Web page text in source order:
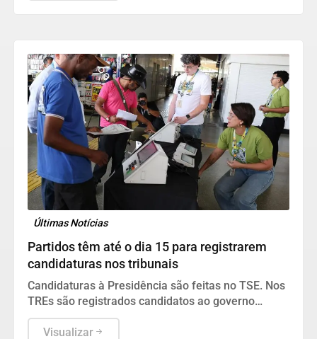
Últimas Notícias
Partidos têm até o dia 15 para registrarem
candidaturas nos tribunais
Candidaturas à Presidência são feitas no TSE. Nos
TREs são registrados candidatos ao governo
estadual, Senado, Câmara dos Deputados e
assembleias estaduais e distrital.
Visualizar